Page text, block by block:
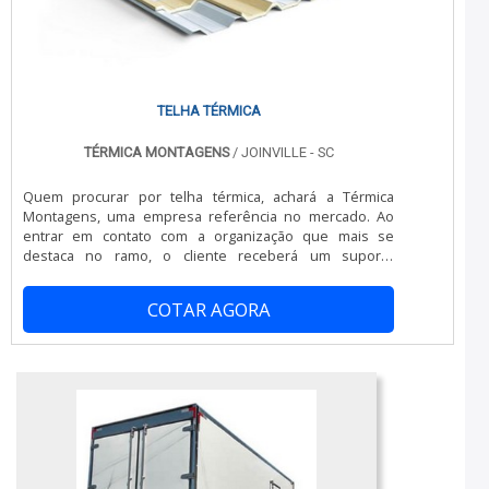
sucesso de cada cliente de ponta a ponta....
excelência e destaque em sua área de atuação. A
Térmica Montagens se mostra referência por ter: Preço
empresa, a mesma deve prezar pelos produtos e
passam despercebidos em outras companhias e podem
que a Térmica Montagens é uma empresa
comprometida com seus serviços no segmento de
sistemas termoisolantes. A empresa foca tudo que há
de mais atual para garantir a qualidade final para cada
cliente.A MELHOR EMPRESA NO SEGMENTOSomente na
Térmica Montagens tem o que há de melhor no ramo de
sistemas termoisolantes. Os clientes encontram itens
como câmara fria industrial e painel de fachada com
ótima qualidade e excelente custo-benefício.Para tal
competentes e em equipamentos inovadores. A Térmica
Montagens é uma empresa que tem despontado no
mercado pela seriedade e qualidade que garante a
melhor experiência para parceiros novos e antigos....
TELHA TÉRMICA
TÉRMICA MONTAGENS/ JOINVILLE - SC
Quem procurar por telha térmica, achará a Térmica
Montagens, uma empresa referência no mercado. Ao
entrar em contato com a organização que mais se
destaca no ramo, o cliente receberá um suporte
a ser adquirido.MAIS SOBRE TELHA TÉRMICAQuem
precisa de telha térmica em uma empresa que preza
pela segurança, descobre o site da Térmica Montagens.
garantindo o que há de melhor em tecnologia no
térmica, deve-se ter a exatidão em orçar com empresas
que prezam por produtos e serviços que tenham ótima
qualidade e assertividade, pontos importantes que
ficam de fora no planejamento de empresas que visam
COTAR AGORA